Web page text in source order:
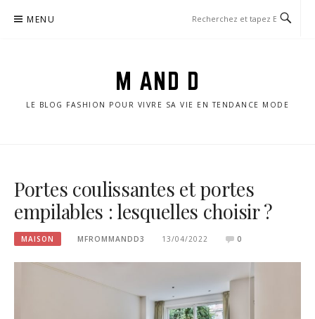
MENU
M AND D
LE BLOG FASHION POUR VIVRE SA VIE EN TENDANCE MODE
Portes coulissantes et portes
empilables : lesquelles choisir ?
MAISON MFROMMANDD3 13/04/2022 0